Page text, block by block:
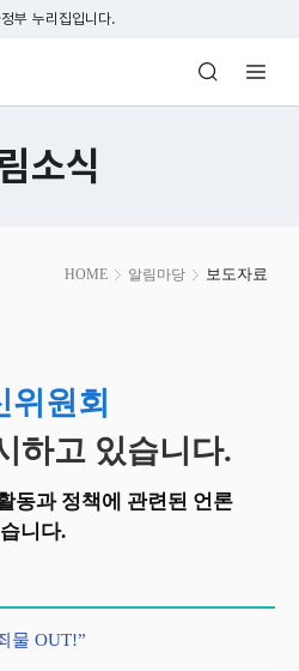
본문 바로가기
부 누리집입니다.
원회 Korea Media
소식
HOME 알림마당 보도자료
위원회
하고 있습니다.
동과 정책에 관련된 언론
니다.
물 OUT!”